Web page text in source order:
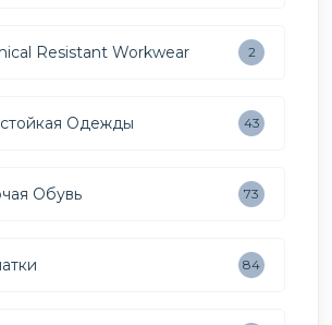
Resistant Workwear 2
Одежды 43
Обувь 73
84